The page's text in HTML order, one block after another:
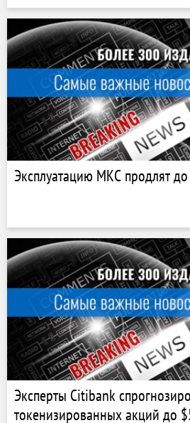
Эксплуатацию МКС продлят
Эксперты Citibank
токенизированных акций до